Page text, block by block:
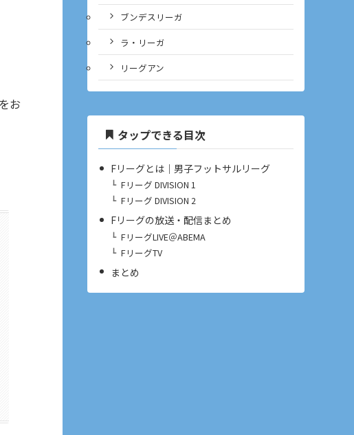
お
ブンデスリーガ
ラ・リーガ
リーグアン
タップできる目次
Fリーグとは｜男子フットサルリーグ
Fリーグ DIVISION 1
Fリーグ DIVISION 2
Fリーグの放送・配信まとめ
FリーグLIVE＠ABEMA
FリーグTV
まとめ